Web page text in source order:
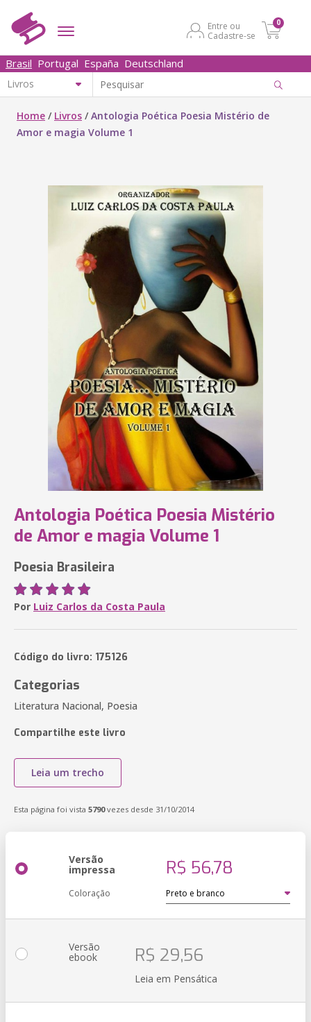
Entre ou
Cadastre-se
0
Brasil Portugal España Deutschland
Home / Livros /Antologia Poética Poesia Mistério de
Amor e magia Volume 1
Antologia Poética Poesia Mistério
de Amor e magia Volume 1
Poesia Brasileira
Por Luiz Carlos da Costa Paula
Código do livro: 175126
Categorias
Literatura Nacional, Poesia
Compartilhe este livro
Leia um trecho
Esta página foi vista 5790vezes desde 31/10/2014
Versão
impressa R$ 56,78
Coloração
Versão
ebook R$ 29,56
Leia em Pensática